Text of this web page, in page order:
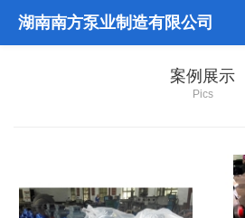
湖南南方泵业制造有限公司
案例展示
Pics